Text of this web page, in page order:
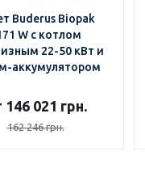
Buderus Biopak
W с котлом
22-50 кВт и
аккумулятором
146 021 грн.
162 246 грн.